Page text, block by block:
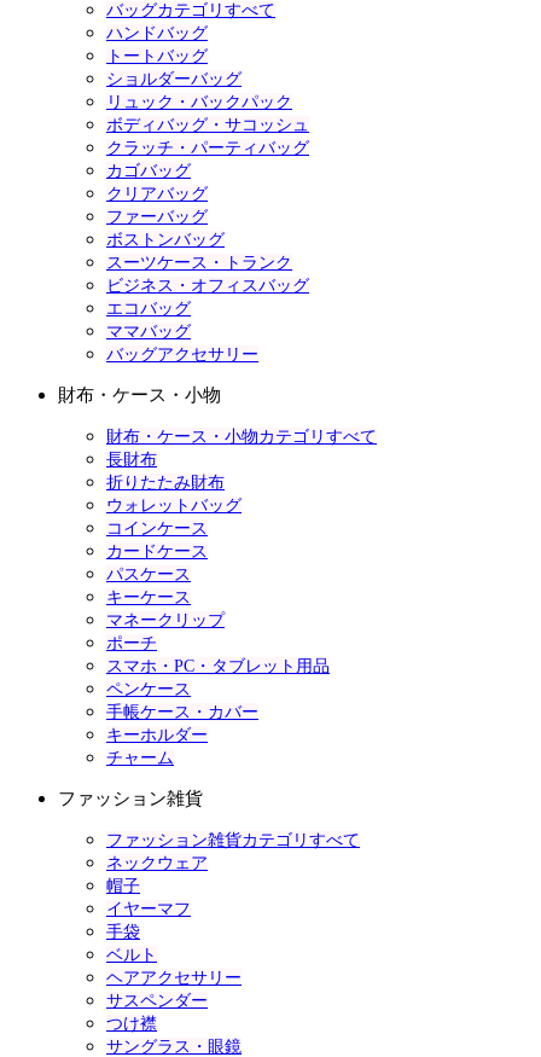
バッグカテゴリすべて
ハンドバッグ
トートバッグ
ショルダーバッグ
リュック・バックパック
ボディバッグ・サコッシュ
クラッチ・パーティバッグ
カゴバッグ
クリアバッグ
ファーバッグ
ボストンバッグ
スーツケース・トランク
ビジネス・オフィスバッグ
エコバッグ
ママバッグ
バッグアクセサリー
財布・ケース・小物
財布・ケース・小物カテゴリすべて
長財布
折りたたみ財布
ウォレットバッグ
コインケース
カードケース
パスケース
キーケース
マネークリップ
ポーチ
スマホ・PC・タブレット用品
ペンケース
手帳ケース・カバー
キーホルダー
チャーム
ファッション雑貨
ファッション雑貨カテゴリすべて
ネックウェア
帽子
イヤーマフ
手袋
ベルト
ヘアアクセサリー
サスペンダー
つけ襟
サングラス・眼鏡